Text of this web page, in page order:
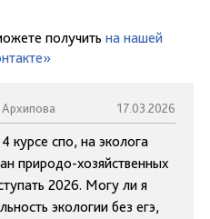
получить на нашей
17.03.2026
курсе спо, на эколога
природо-хозяйственных
2026. Могу ли я
экологии без егэ,